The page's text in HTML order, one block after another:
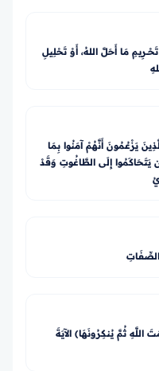
مَا أَحَلَّ اللهُ، أَوْ تَحْلِيلِ
يَزْعُمُونَ أَنَّهُمْ آمَنُوا بِمَا
يَتَحَاكَمُوا إِلَى الطَّاغُوتِ وَقَدْ
اللَّهِ ثُمَّ يُنكِرُونَهَا﴾ الآيَةَ